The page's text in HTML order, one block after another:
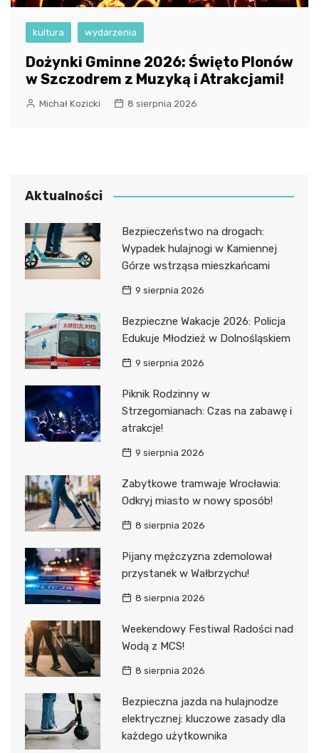
kultura wydarzenia
Dożynki Gminne 2026: Święto Plonów
w Szczodrem z Muzyką i Atrakcjami!
Michał Kozicki 8 sierpnia 2026
Aktualności
Bezpieczeństwo na drogach:
Wypadek hulajnogi w Kamiennej
Górze wstrząsa mieszkańcami
9 sierpnia 2026
Bezpieczne Wakacje 2026: Policja
Edukuje Młodzież w Dolnośląskiem
9 sierpnia 2026
Piknik Rodzinny w
Strzegomianach: Czas na zabawę i
atrakcje!
9 sierpnia 2026
Zabytkowe tramwaje Wrocławia:
Odkryj miasto w nowy sposób!
8 sierpnia 2026
Pijany mężczyzna zdemolował
przystanek w Wałbrzychu!
8 sierpnia 2026
Weekendowy Festiwal Radości nad
Wodą z MCS!
8 sierpnia 2026
Bezpieczna jazda na hulajnodze
elektrycznej: kluczowe zasady dla
każdego użytkownika